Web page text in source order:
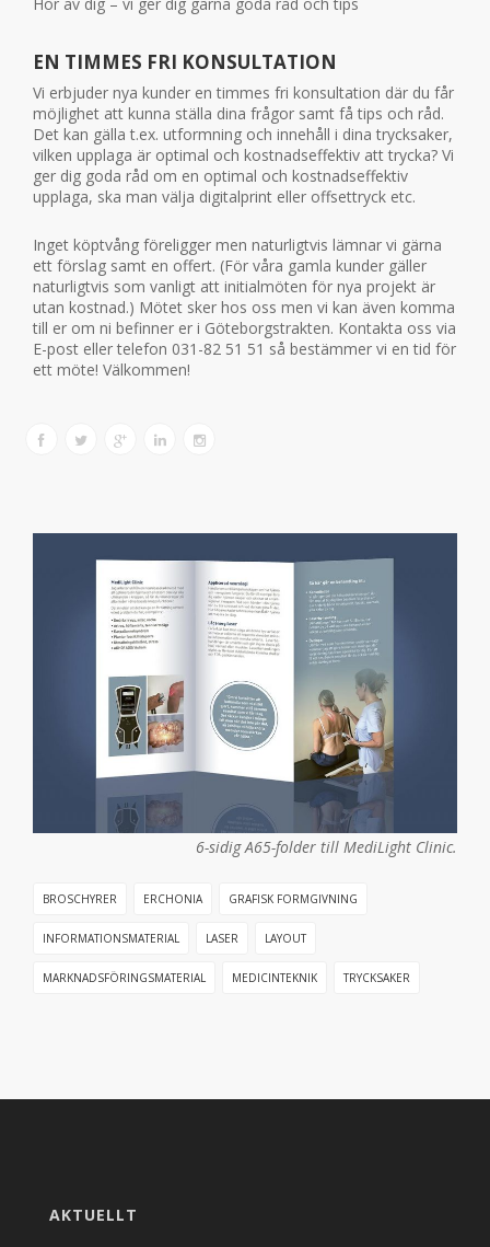
Hör av dig – vi ger dig gärna goda råd och tips
EN TIMMES FRI KONSULTATION
Vi erbjuder nya kunder en timmes fri konsultation där du får
möjlighet att kunna ställa dina frågor samt få tips och råd.
Det kan gälla t.ex. utformning och innehåll i dina trycksaker,
vilken upplaga är optimal och kostnadseffektiv att trycka? Vi
ger dig goda råd om en optimal och kostnadseffektiv
upplaga, ska man välja digitalprint eller offsettryck etc.
Inget köptvång föreligger men naturligtvis lämnar vi gärna
ett förslag samt en offert. (För våra gamla kunder gäller
naturligtvis som vanligt att initialmöten för nya projekt är
utan kostnad.) Mötet sker hos oss men vi kan även komma
till er om ni befinner er i Göteborgstrakten. Kontakta oss via
E-post eller telefon 031-82 51 51 så bestämmer vi en tid för
ett möte! Välkommen!
6-sidig A65-folder till MediLight Clinic.
BROSCHYRER ERCHONIA GRAFISK FORMGIVNING
INFORMATIONSMATERIAL LASER LAYOUT
MARKNADSFÖRINGSMATERIAL MEDICINTEKNIK TRYCKSAKER
AKTUELLT